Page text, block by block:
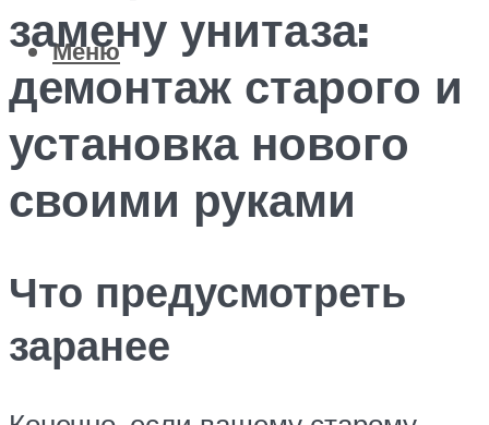
Меню
замену унитаза:
демонтаж старого и
установка нового
своими руками
Что предусмотреть
заранее